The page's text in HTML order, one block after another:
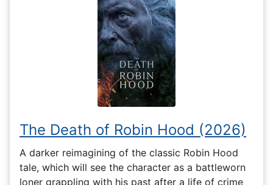
The Death of Robin Hood (2026)
A darker reimagining of the classic Robin Hood
tale, which will see the character as a battleworn
loner grappling with his past after a life of crime